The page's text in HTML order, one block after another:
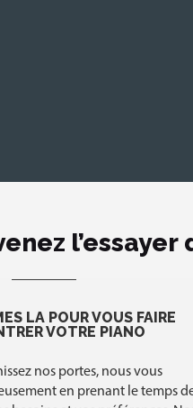
LÀ POUR VOUS FAIRE
VOTRE PIANO
nos portes, nous vous
en prenant le temps